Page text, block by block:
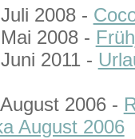
2008 -
2008 -
2011 -
2006 -
August 2006